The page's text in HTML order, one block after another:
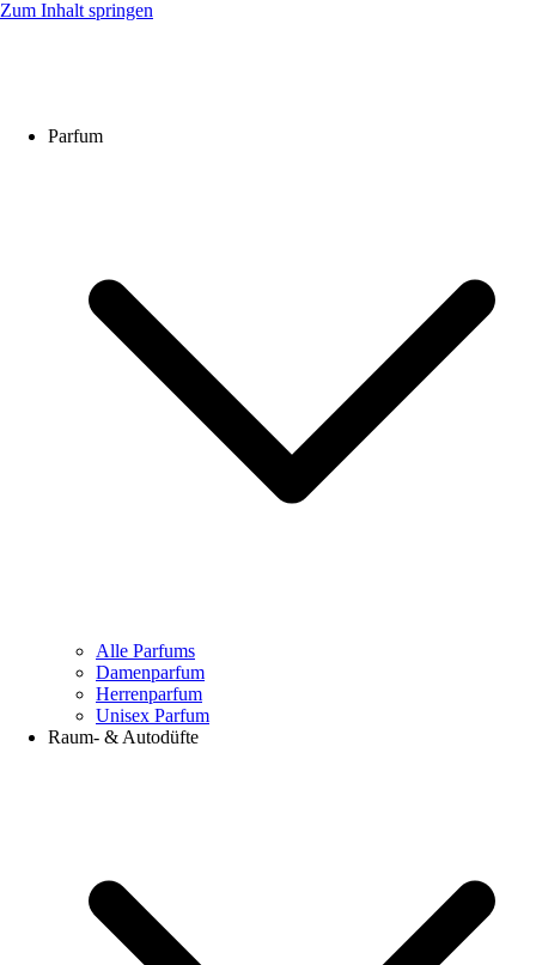
Zum Inhalt springen
DuftzwillinG – Beflügelt Deine Sinne!
Parfum
Alle Parfums
Damenparfum
Herrenparfum
Unisex Parfum
Raum- & Autodüfte